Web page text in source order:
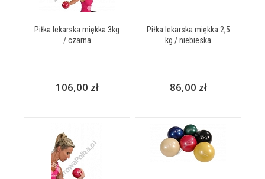
Piłka lekarska miękka 3kg
/ czarna
106,00 zł
Piłka lekarska miękka 2,5
kg / niebieska
86,00 zł